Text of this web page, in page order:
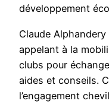
développement
Claude
appelant à la
clubs pour
aides et conseils.
l’engagement